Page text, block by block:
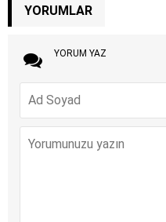
YORUMLAR
YORUM YAZ